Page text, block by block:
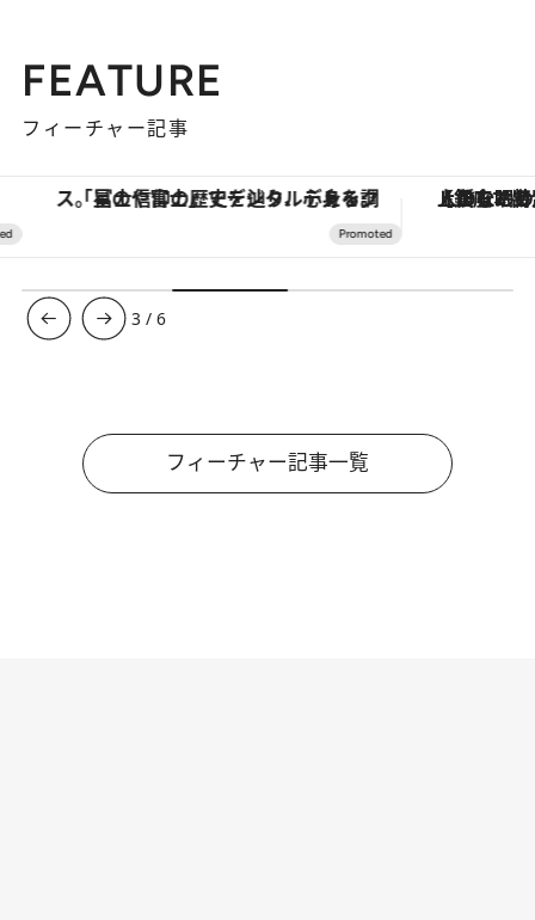
FEATURE
フィーチャー記事
「星のや富士」でデジタルデトックス。冨士信仰の歴史を辿り、心身を調える。 【銀座で出合う最旬美容】美髪ケアや上質
3 /6
フィーチャー記事一覧